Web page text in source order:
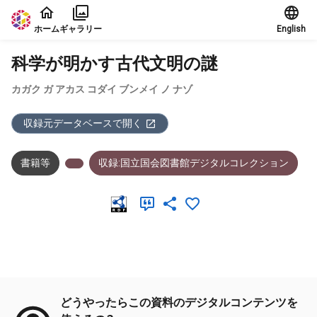
本文に飛ぶ
ホームギャラリー English
科学が明かす古代文明の謎
カガク ガ アカス コダイ ブンメイ ノ ナゾ
収録元データベースで開く
書籍等 収録:国立国会図書館デジタルコレクション
どうやったらこの資料のデジタルコンテンツを